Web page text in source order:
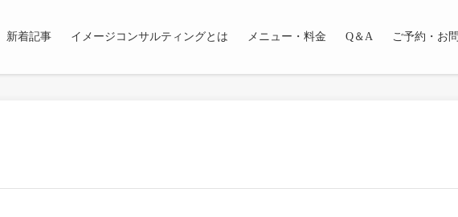
新着記事 イメージコンサルティングとは メニュー・料金 Q＆A ご予約・お